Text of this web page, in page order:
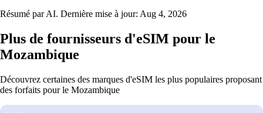
Résumé par AI. Dernière mise à jour: Aug 4, 2026
Plus de fournisseurs d'eSIM pour le
Mozambique
Découvrez certaines des marques d'eSIM les plus populaires proposant
des forfaits pour le Mozambique